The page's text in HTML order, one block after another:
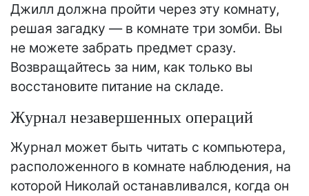
Джилл должна пройти через эту комнату,
решая загадку — в комнате три зомби. Вы
не можете забрать предмет сразу.
Возвращайтесь за ним, как только вы
восстановите питание на складе.
Журнал незавершенных операций
Журнал может быть читать с компьютера,
расположенного в комнате наблюдения, на
которой Николай останавливался, когда он